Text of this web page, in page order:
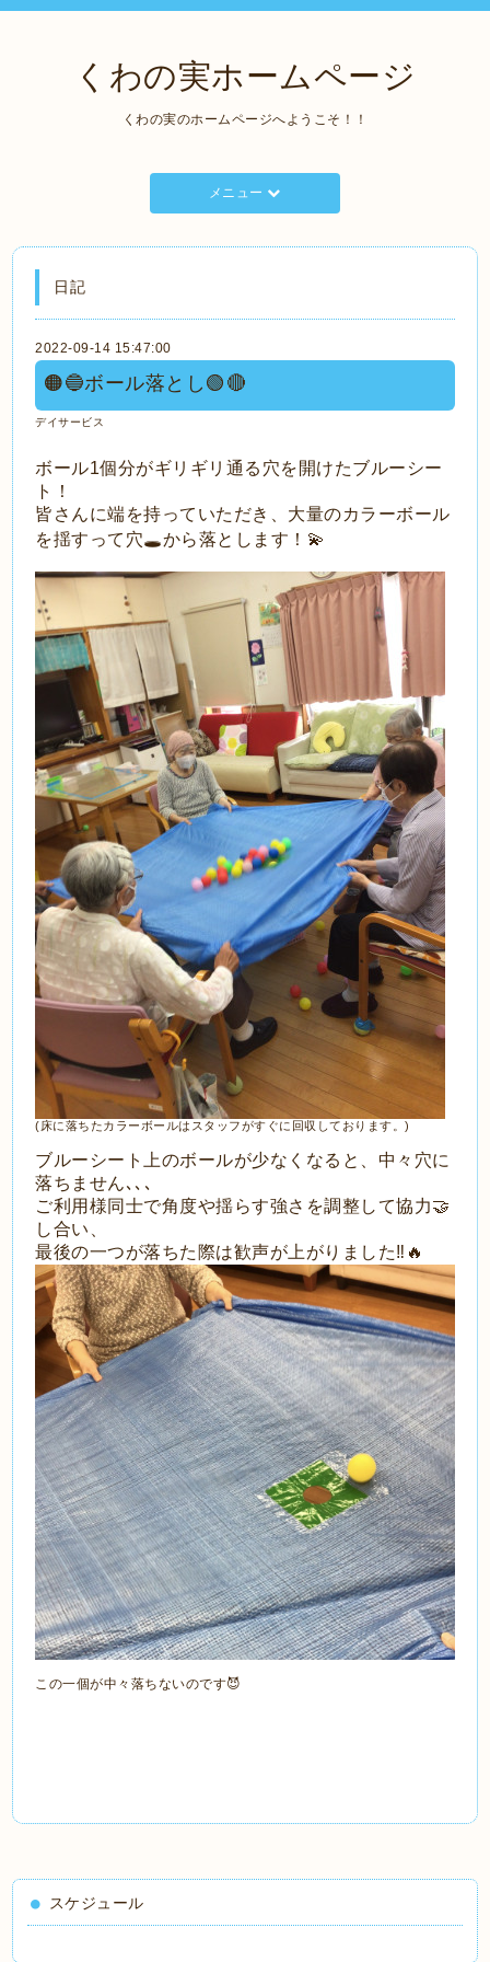
くわの実ホームページ
くわの実のホームページへようこそ！！
メニュー
日記
2022-09-14 15:47:00
🟠🔵ボール落とし🟢🔴
デイサービス
ボール1個分がギリギリ通る穴を開けたブルーシー
ト！
皆さんに端を持っていただき、大量のカラーボール
を揺すって穴🕳から落とします！💫
(床に落ちたカラーボールはスタッフがすぐに回収しております。)
ブルーシート上のボールが少なくなると、 中々穴に
落ちません､､､
ご利用様同士で角度や揺らす強さを調整して協力🤝
し合い、
最後の一つが落ちた際は歓声が上がりました‼️🔥
この一個が中々落ちないのです😈
スケジュール